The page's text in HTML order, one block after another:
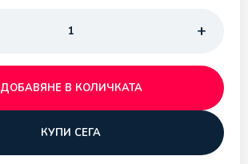
ДОБАВЯНЕ В КОЛИЧКАТА
КУПИ СЕГА